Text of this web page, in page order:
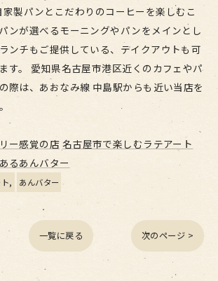
製パンとこだわりのコーヒーを楽しむこ
ンが選べるモーニングやパンをメインとし
ンチもご提供している、テイクアウトも可
す。 愛知県名古屋市港区近くのカフェやパ
際は、あおなみ線 中島駅からも近い当店を
ー感覚の店 名古屋市で楽しむラテアート
るあんバター
あんバター
一覧に戻る 次のページ >